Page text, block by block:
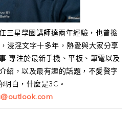
三星學園講師達兩年經驗，也曾擔
浸淫文字十多年，熱愛與大家分享
專注於最新手機、平板、筆電以及
紹，以及最有趣的話題，不愛贅字
白，什麼是3C。